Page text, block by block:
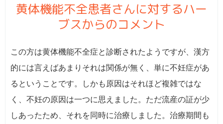
黄体機能不全患者さんに対するハー
ブスからのコメント
この方は黄体機能不全症と診断されたようですが、漢方
的には言えばあまりそれは関係が無く、単に不妊症があ
るということです。しかも原因はそれほど複雑ではな
く、不妊の原因は一つに思えました。ただ流産の証が少
しあったため、それを同時に治療しました。治療期間も